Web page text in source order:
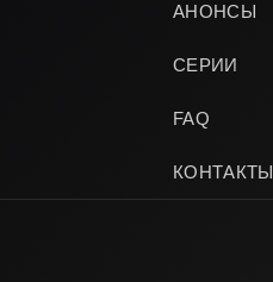
АНОНСЫ
СЕРИИ
FAQ
КОНТАКТЫ